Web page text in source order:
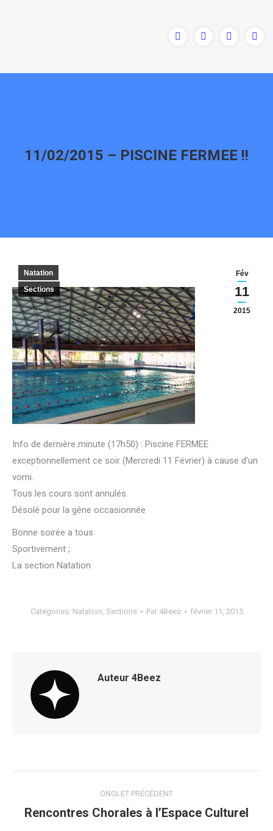
11/02/2015 – PISCINE FERMEE !!
Fév
11
2015
Natation
Sections
Info de dernière minute (17h50) : Piscine FERMEE
exceptionnellement ce soir (Mercredi 11 Février) à cause d’un
vomi.
Tous les cours sont annulés.
Désolé pour la gêne occasionnée
Bonne soirée a tous
Sportivement ;
La section Natation
Categories: Natation, Sections Par 4Beez février 11, 2015
Auteur 4Beez
de
ONGLET PRÉCÉDENT
Onglet
Rencontres Chorales à l’Espace Culturel